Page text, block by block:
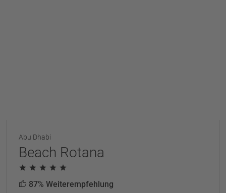
Abu Dhabi
Beach Rotana
87% Weiterempfehlung